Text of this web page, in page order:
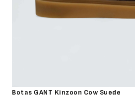
Botas GANT Kinzoon Cow Suede